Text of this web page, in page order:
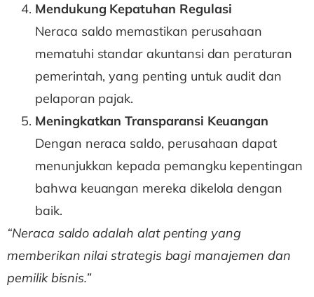
Mendukung Kepatuhan Regulasi
Neraca saldo memastikan perusahaan
mematuhi standar akuntansi dan peraturan
pemerintah, yang penting untuk audit dan
pelaporan pajak.
Meningkatkan Transparansi Keuangan
Dengan neraca saldo, perusahaan dapat
menunjukkan kepada pemangku kepentingan
bahwa keuangan mereka dikelola dengan
baik.
“Neraca saldo adalah alat penting yang
memberikan nilai strategis bagi manajemen dan
pemilik bisnis.”